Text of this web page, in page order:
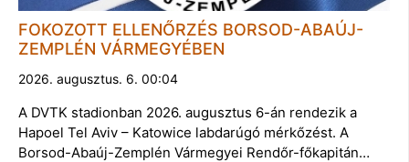
FOKOZOTT ELLENŐRZÉS BORSOD-ABAÚJ-
ZEMPLÉN VÁRMEGYÉBEN
2026. augusztus. 6. 00:04
A DVTK stadionban 2026. augusztus 6-án rendezik a
Hapoel Tel Aviv – Katowice labdarúgó mérkőzést. A
Borsod-Abaúj-Zemplén Vármegyei Rendőr-főkapitán…